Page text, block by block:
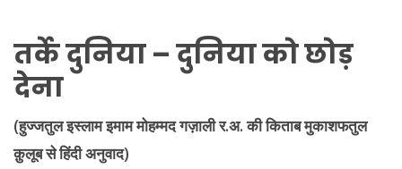
तर्के दुनिया – दुनिया को छोड़
देना
(हुज्जतुल इस्लाम इमाम मोहम्मद गज़ाली र.अ. की किताब मुकाशफतुल
क़ुलूब से हिंदी अनुवाद)